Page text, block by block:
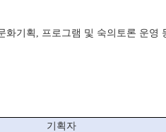
화기획 , 프로그램 및 숙의토론 운영
기획자